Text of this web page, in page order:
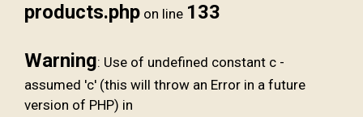
products.php on line 133
Warning: Use of undefined constant c -
assumed 'c' (this will throw an Error in a future
version of PHP) in